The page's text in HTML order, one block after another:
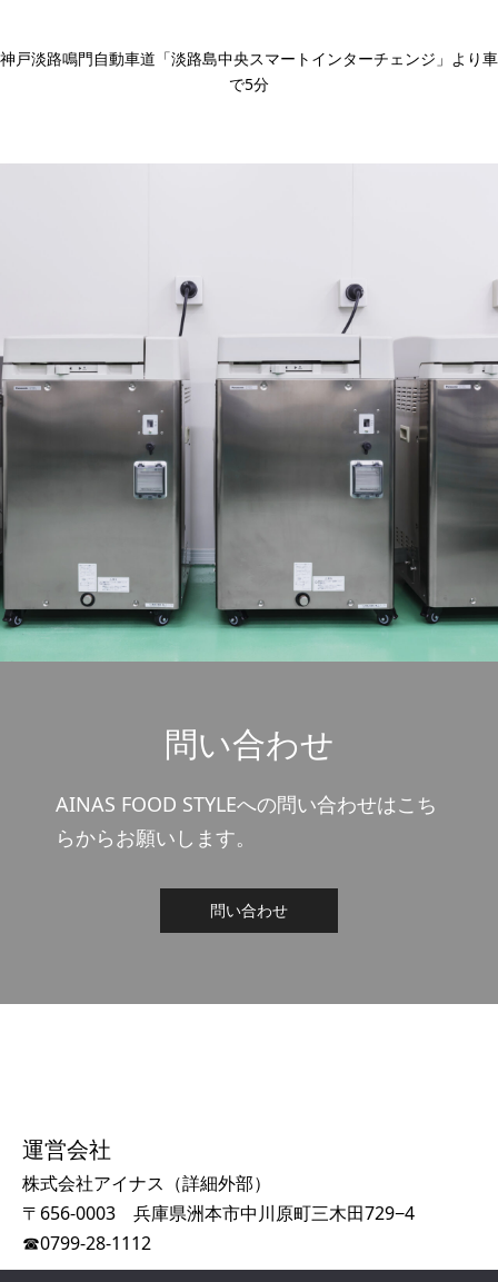
神戸淡路鳴門自動車道「淡路島中央スマートインターチェンジ」より車
で5分
問い合わせ
AINAS FOOD STYLEへの問い合わせはこち
らからお願いします。
問い合わせ
運営会社
株式会社アイナス（詳細外部）
〒656-0003 兵庫県洲本市中川原町三木田729−4
☎0799-28-1112